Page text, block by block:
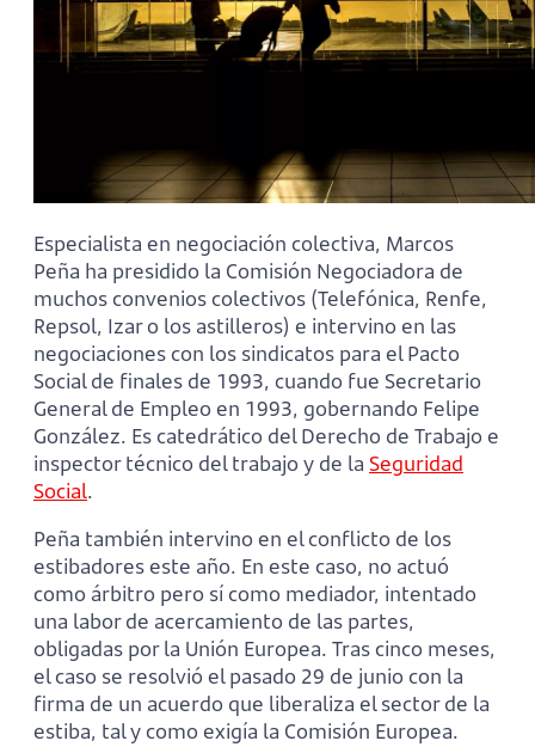
Especialista en negociación colectiva, Marcos
Peña ha presidido la Comisión Negociadora de
muchos convenios colectivos (Telefónica, Renfe,
Repsol, Izar o los astilleros) e intervino en las
negociaciones con los sindicatos para el Pacto
Social de finales de 1993, cuando fue Secretario
General de Empleo en 1993, gobernando Felipe
González. Es catedrático del Derecho de Trabajo e
inspector técnico del trabajo y de la Seguridad
Social.
Peña también intervino en el conflicto de los
estibadores este año. En este caso, no actuó
como árbitro pero sí como mediador, intentado
una labor de acercamiento de las partes,
obligadas por la Unión Europea. Tras cinco meses,
el caso se resolvió el pasado 29 de junio con la
firma de un acuerdo que liberaliza el sector de la
estiba, tal y como exigía la Comisión Europea.